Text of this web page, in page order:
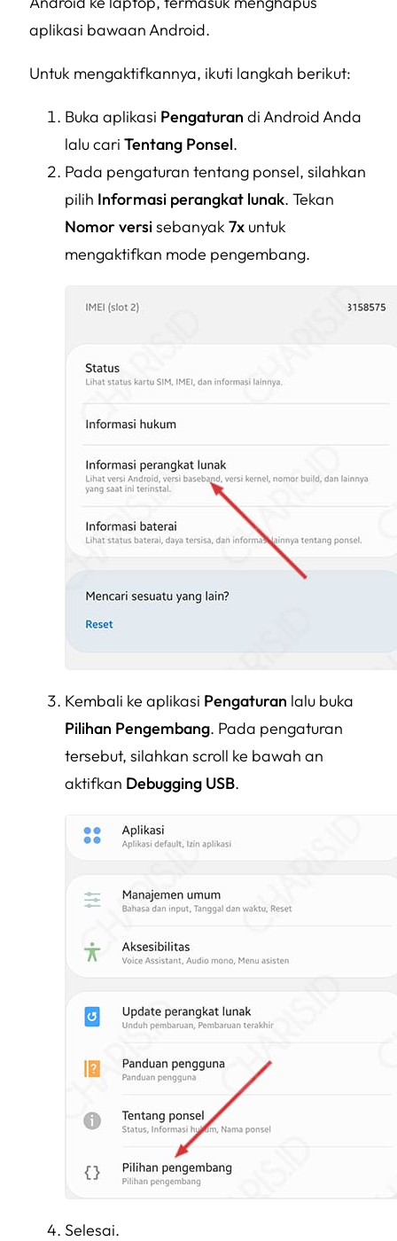
aplikasi bawaan Android.
Untuk mengaktifkannya, ikuti langkah berikut:
Buka aplikasi Pengaturan di Android Anda
lalu cari Tentang Ponsel.
Pada pengaturan tentang ponsel, silahkan
pilih Informasi perangkat lunak. Tekan
Nomor versisebanyak 7x untuk
mengaktifkan mode pengembang.
Kembali ke aplikasi Pengaturan lalu buka
Pilihan Pengembang. Pada pengaturan
tersebut, silahkan scroll ke bawah an
aktifkan Debugging USB.
Selesai.